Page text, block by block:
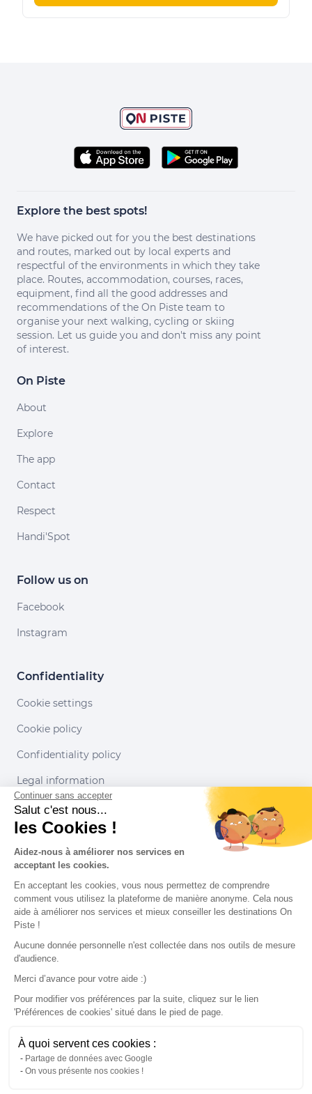
Explore the best spots!
We have picked out for you the best destinations
and routes, marked out by local experts and
respectful of the environments in which they take
place. Routes, accommodation, courses, races,
equipment, find all the good addresses and
recommendations of the On Piste team to
organise your next walking, cycling or skiing
session. Let us guide you and don't miss any point
of interest.
On Piste
About
Explore
The app
Contact
Respect
Handi'Spot
Follow us on
Facebook
Instagram
Confidentiality
Cookie settings
Cookie policy
Confidentiality policy
Legal information
Conditions of use
Our partners
v. 1.45.0
Continuer sans accepter
Salut c'est nous...
les Cookies !
Aidez-nous à améliorer nos services en
acceptant les cookies.
En acceptant les cookies, vous nous permettez de comprendre
comment vous utilisez la plateforme de manière anonyme. Cela nous
aide à améliorer nos services et mieux conseiller les destinations On
Piste !
Aucune donnée personnelle n'est collectée dans nos outils de mesure
d'audience.
Merci d’avance pour votre aide :)
Pour modifier vos préférences par la suite, cliquez sur le lien
'Préférences de cookies' situé dans le pied de page.
À quoi servent ces cookies :
Partage de données avec Google
On vous présente nos cookies !